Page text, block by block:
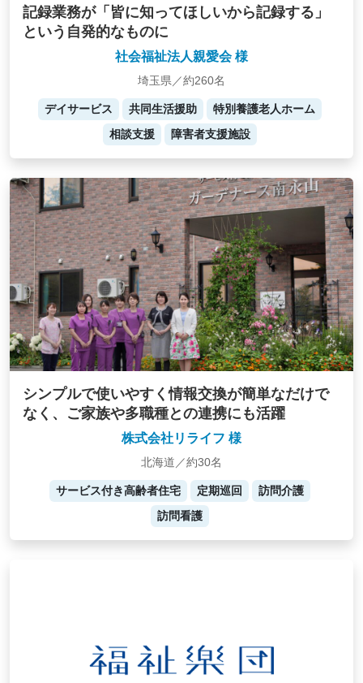
記録業務が「皆に知ってほしいから記録する」
という自発的なものに
社会福祉法人親愛会 様
埼玉県／約260名
デイサービス 共同生活援助
特別養護老人ホーム
相談支援
障害者支援施設
シンプルで使いやすく情報交換が簡単なだけで
なく、ご家族や多職種との連携にも活躍
株式会社リライフ 様
北海道／約30名
サービス付き高齢者住宅 定期巡回
訪問介護
訪問看護